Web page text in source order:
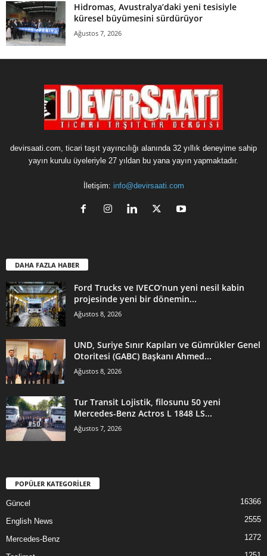
Hidromas, Avustralya’daki yeni tesisiyle
küresel büyümesini sürdürüyor
Ağustos 7, 2026
devirsaati.com, ticari taşıt yayıncılığı alanında 32 yıllık deneyime sahip
yayın kurulu üyeleriyle 27 yıldan bu yana yayın yapmaktadır.
İletişim: info@devirsaati.com
DAHA FAZLA HABER
Ford Trucks ve IVECO’nun yeni nesil kabin
projesinde yeni bir dönemin...
Ağustos 8, 2026
UND, Suriye Sınır Kapıları ve Gümrükler Genel
Otoritesi (GABC) Başkanı Ahmed...
Ağustos 8, 2026
Tur Transit Lojistik, filosunu 50 yeni
Mercedes-Benz Actros L 1848 LS...
Ağustos 7, 2026
POPÜLER KATEGORİLER
Güncel 16366
English News 2555
Mercedes-Benz 1272